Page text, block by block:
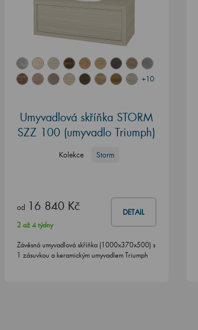
+10
Umyvadlová skříňka STORM
SZZ 100 (umyvadlo Triumph)
Kolekce Storm
od 16 840 Kč DETAIL
2 až 4 týdny
Závěsná umyvadlová skříňka (1000x370x500) s
1 zásuvkou a keramickým umyvadlem Triumph